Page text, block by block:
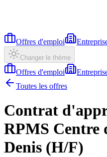
Offres d'emploi
Changer le thème
Offres d'emploi
Toutes les offres
Contrat
RPMS Centre
Denis (H/F)